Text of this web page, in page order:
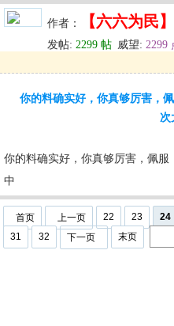
作者： 【六六为民】
发帖: 2299 帖 威望: 2299
回复 u 编辑 u
你的料确实好，你真够厉害，
次
你的料确实好，你真够厉害，佩
中
首页 上一页 22 23 24
31
32 下一页 末页